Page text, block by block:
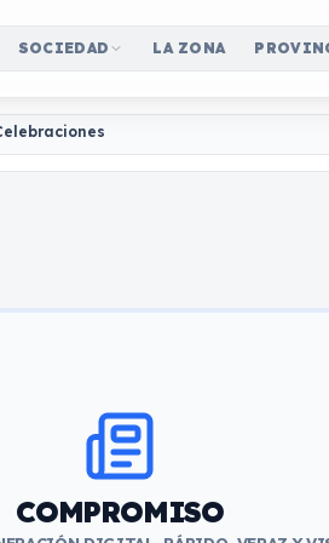
SOCIEDAD LA ZONA
COMPROMISO